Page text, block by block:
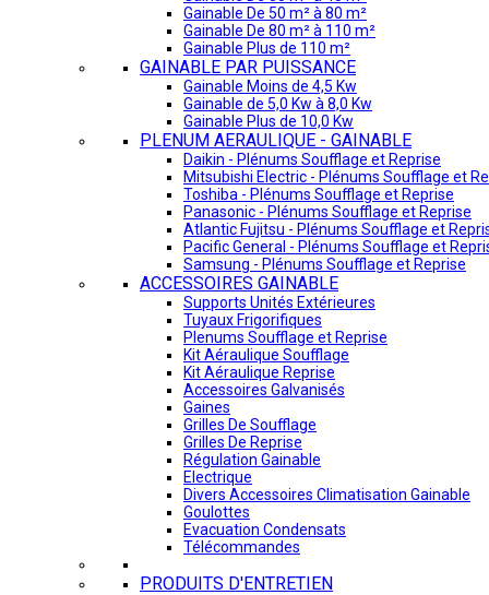
Gainable De 50 m² à 80 m²
Gainable De 80 m² à 110 m²
Gainable Plus de 110 m²
GAINABLE PAR PUISSANCE
Gainable Moins de 4,5 Kw
Gainable de 5,0 Kw à 8,0 Kw
Gainable Plus de 10,0 Kw
PLENUM AERAULIQUE - GAINABLE
Daikin - Plénums Soufflage et Reprise
Mitsubishi Electric - Plénums Soufflage et
Toshiba - Plénums Soufflage et Reprise
Panasonic - Plénums Soufflage et Reprise
Atlantic Fujitsu - Plénums Soufflage et
Pacific General - Plénums Soufflage et
Samsung - Plénums Soufflage et Reprise
ACCESSOIRES GAINABLE
Supports Unités Extérieures
Tuyaux Frigorifiques
Plenums Soufflage et Reprise
Kit Aéraulique Soufflage
Kit Aéraulique Reprise
Accessoires Galvanisés
Gaines
Grilles De Soufflage
Grilles De Reprise
Régulation Gainable
Electrique
Divers Accessoires Climatisation Gainable
Goulottes
Evacuation Condensats
Télécommandes
PRODUITS D'ENTRETIEN